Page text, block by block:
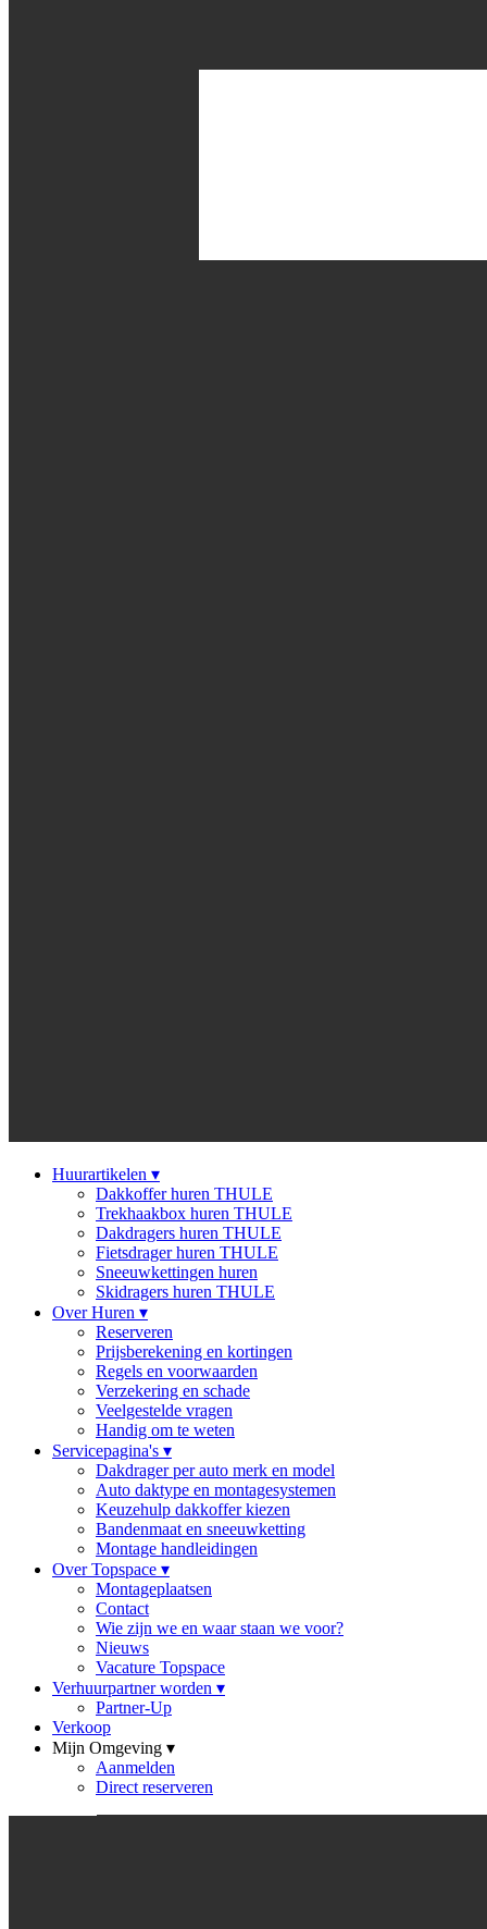
Huurartikelen ▾
Dakkoffer huren THULE
Trekhaakbox huren THULE
Dakdragers huren THULE
Fietsdrager huren THULE
Sneeuwkettingen huren
Skidragers huren THULE
Over Huren ▾
Reserveren
Prijsberekening en kortingen
Regels en voorwaarden
Verzekering en schade
Veelgestelde vragen
Handig om te weten
Servicepagina's ▾
Dakdrager per auto merk en model
Auto daktype en montagesystemen
Keuzehulp dakkoffer kiezen
Bandenmaat en sneeuwketting
Montage handleidingen
Over Topspace ▾
Montageplaatsen
Contact
Wie zijn we en waar staan we voor?
Nieuws
Vacature Topspace
Verhuurpartner worden ▾
Partner-Up
Verkoop
Mijn Omgeving ▾
Aanmelden
Direct reserveren